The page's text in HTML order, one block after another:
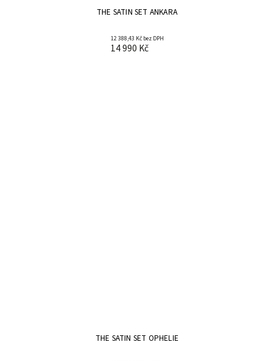
THE SATIN SET ANKARA
12 388,43 Kč bez DPH
14 990 Kč
THE SATIN SET OPHELIE